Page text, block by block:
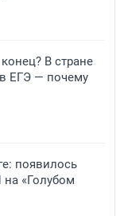
В стране
ЕГЭ — почему
появилось
«Голубом